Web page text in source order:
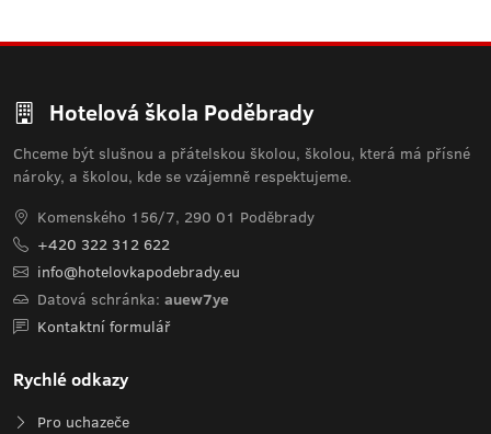
Hotelová škola Poděbrady
Chceme být slušnou a přátelskou školou, školou, která má přísné
nároky, a školou, kde se vzájemně respektujeme.
Komenského 156/7, 290 01 Poděbrady
+420 322 312 622
info@hotelovkapodebrady.eu
Datová schránka: auew7ye
Kontaktní formulář
Rychlé odkazy
Pro uchazeče